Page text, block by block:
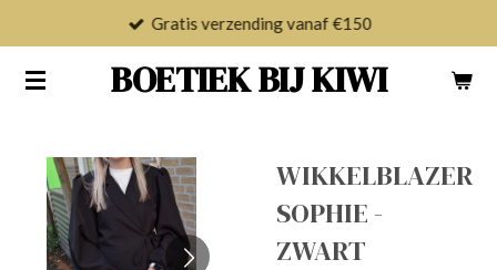
naar
BOETIEK BIJ KIWI
Gratis verzending vanaf €150
WIKKELBLAZER
SOPHIE -
ZWART